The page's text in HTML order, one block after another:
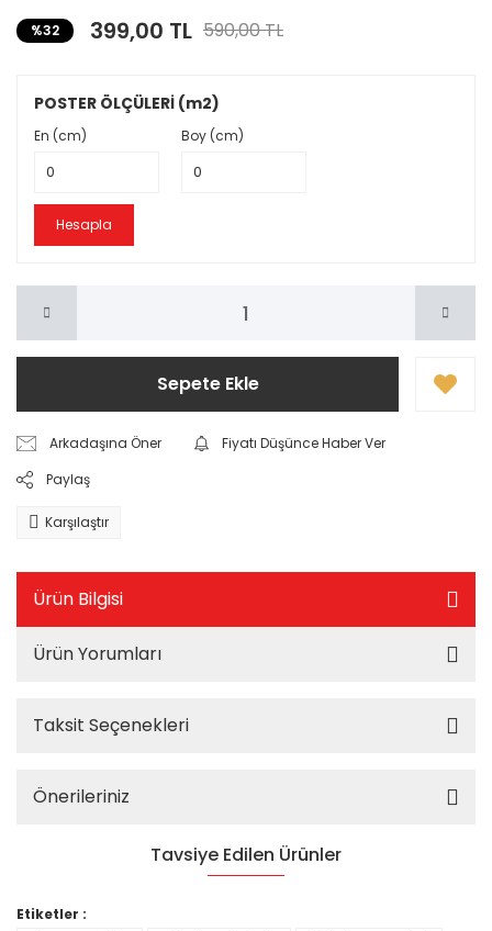
%32 399,00 TL 590,00 TL
POSTER ÖLÇÜLERİ (m2)
En (cm) Boy (cm)
Hesapla
Sepete Ekle
Arkadaşına Öner
Fiyatı Düşünce Haber Ver
Paylaş
Karşılaştır
Ürün Bilgisi
Ürün Yorumları
Taksit Seçenekleri
Önerileriniz
Tavsiye Edilen Ürünler
Etiketler :